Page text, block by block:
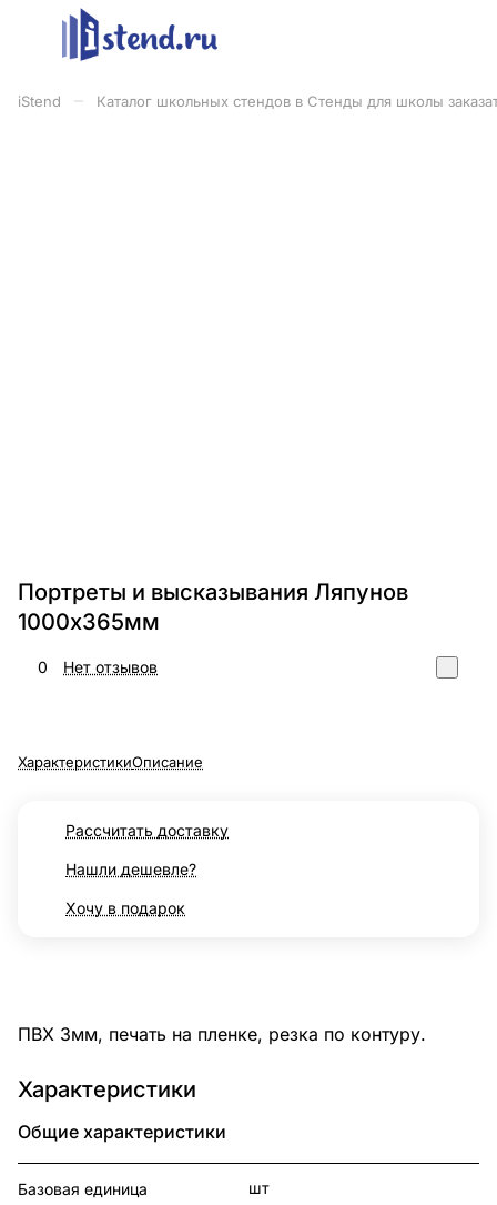
iStend Каталог школьных стендов в Стенды для школы
Портреты и высказывания Ляпунов
1000х365мм
0 Нет отзывов
ХарактеристикиОписание
Рассчитать доставку
Нашли дешевле?
Хочу в подарок
ПВХ 3мм, печать на пленке, резка по контуру.
Характеристики
Общие характеристики
Базовая единица шт